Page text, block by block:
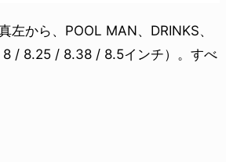
左から、POOL MAN、DRINKS、
8 / 8.25 / 8.38 / 8.5インチ）。すべ